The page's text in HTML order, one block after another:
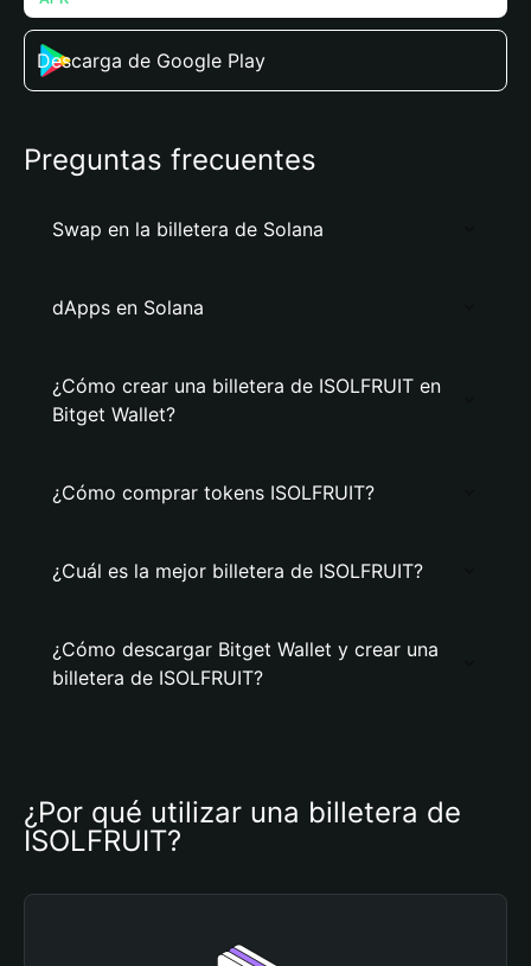
Descarga de Google Play
Preguntas frecuentes
Swap en la billetera de Solana
dApps en Solana
¿Cómo crear una billetera de ISOLFRUIT en
Bitget Wallet?
¿Cómo comprar tokens ISOLFRUIT?
¿Cuál es la mejor billetera de ISOLFRUIT?
¿Cómo descargar Bitget Wallet y crear una
billetera de ISOLFRUIT?
¿Por qué utilizar una billetera de
ISOLFRUIT?